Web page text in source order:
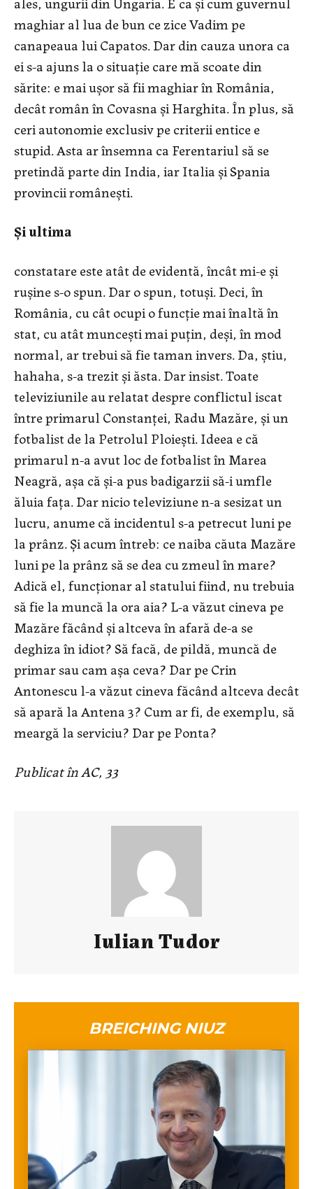
maghiar al lua de bun ce zice Vadim pe
canapeaua lui Capatos. Dar din cauza unora ca
ei s-a ajuns la o situație care mă scoate din
sărite: e mai ușor să fii maghiar în România,
decât român în Covasna și Harghita. În plus, să
ceri autonomie exclusiv pe criterii entice e
stupid. Asta ar însemna ca Ferentariul să se
pretindă parte din India, iar Italia și Spania
provincii românești.
Și ultima
constatare este atât de evidentă, încât mi-e și
rușine s-o spun. Dar o spun, totuși. Deci, în
România, cu cât ocupi o funcție mai înaltă în
stat, cu atât muncești mai puțin, deși, în mod
normal, ar trebui să fie taman invers. Da, știu,
hahaha, s-a trezit și ăsta. Dar insist. Toate
televiziunile au relatat despre conflictul iscat
între primarul Constanței, Radu Mazăre, și un
fotbalist de la Petrolul Ploiești. Ideea e că
primarul n-a avut loc de fotbalist în Marea
Neagră, așa că și-a pus badigarzii să-i umfle
ăluia fața. Dar nicio televiziune n-a sesizat un
lucru, anume că incidentul s-a petrecut luni pe
la prânz. Și acum întreb: ce naiba căuta Mazăre
luni pe la prânz să se dea cu zmeul în mare?
Adică el, funcționar al statului fiind, nu trebuia
să fie la muncă la ora aia? L-a văzut cineva pe
Mazăre făcând și altceva în afară de-a se
deghiza în idiot? Să facă, de pildă, muncă de
primar sau cam așa ceva? Dar pe Crin
Antonescu l-a văzut cineva făcând altceva decât
să apară la Antena 3? Cum ar fi, de exemplu, să
meargă la serviciu? Dar pe Ponta?
Publicat în AC, 33
Iulian Tudor
BREICHING NIUZ